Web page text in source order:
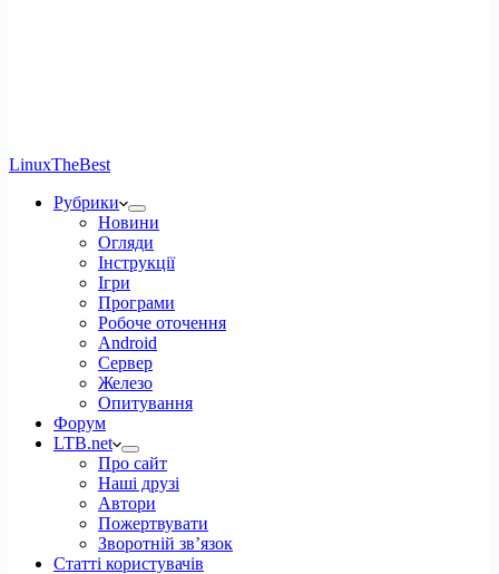
LinuxTheBest
Рубрики
Новини
Огляди
Інструкції
Ігри
Програми
Робоче оточення
Android
Сервер
Железо
Опитування
Форум
LTB.net
Про сайт
Наші друзі
Автори
Пожертвувати
Зворотній зв’язок
Статті користувачів